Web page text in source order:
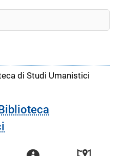
di Studi Umanistici